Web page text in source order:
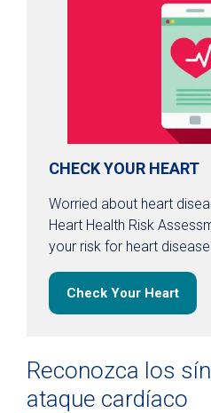
CHECK YOUR HEART
Worried about heart
Heart Health Risk
your risk for heart
Check Your Heart
Reconozca los
ataque cardíaco